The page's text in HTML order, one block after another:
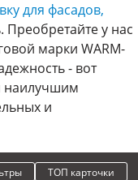
для фасадов,
Преобретайте у нас
марки WARM-
- вот
наилучшим
и
ТОП карточки